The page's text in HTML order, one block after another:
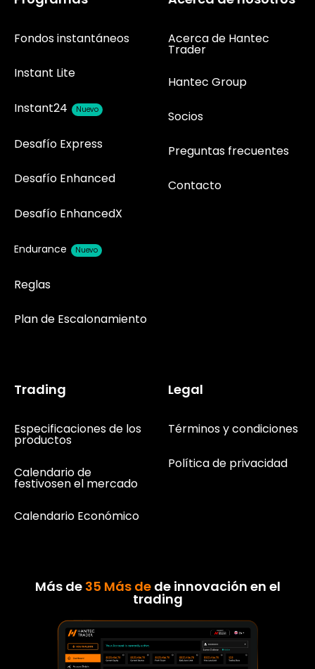
Fondos instantáneos
Instant Lite
Instant24 Nuevo
Desafío Express
Desafío Enhanced
Desafío EnhancedX
Endurance Nuevo
Reglas
Plan de Escalonamiento
Acerca de Hantec
Trader
Hantec Group
Socios
Preguntas frecuentes
Contacto
Trading
Especificaciones de los
productos
Calendario de
festivosen el mercado
Calendario Económico
Legal
Términos y condiciones
Política de privacidad
Más de 35 Más de de innovación en el
trading